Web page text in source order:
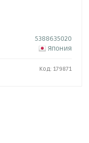
5388635020
Япония
Код: 179871